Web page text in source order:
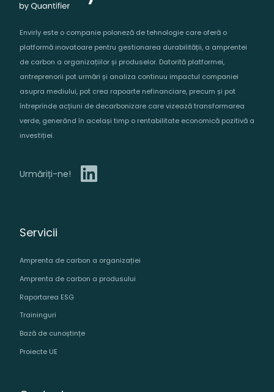
Envirly este o companie poloneză de tehnologie care oferă o
platformă inovatoare pentru gestionarea durabilității, a amprentei
de carbon a organizațiilor și produselor. Datorită platformei,
antreprenorii pot urmări și analiza continuu impactul companiei
asupra mediului, pot crea rapoarte nefinanciare, precum și pot
întreprinde acțiuni de decarbonizare care vizează transformarea
verde, generând în același timp o rentabilitate economică pozitivă a
investiției.
Urmăriți-ne!
Servicii
Amprenta de carbon a organizației
Amprenta de carbon a produsului
Raportarea ESG
Traininguri
Bază de cunoștințe
Proiecte UE